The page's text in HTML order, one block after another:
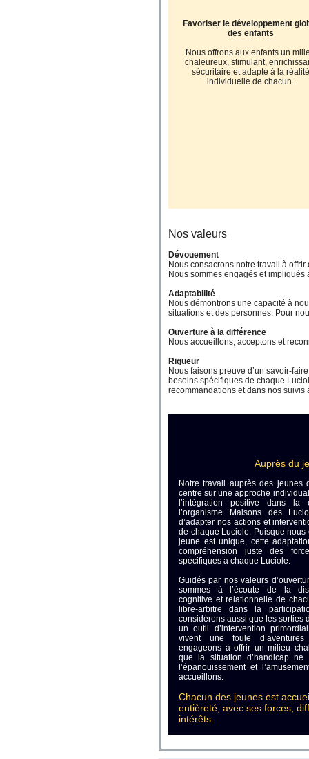
Favoriser le développement
des enfants
Nous offrons aux enfants un
chaleureux, stimulant,
sécuritaire et adapté à la réalité
individuelle de chacun.
Nos valeurs
Dévouement
Nous consacrons notre travail à
Nous sommes engagés et
Adaptabilité
Nous démontrons une capacité à
situations et des personnes. Pour
Ouverture à la différence
Nous accueillons, acceptons et
Rigueur
Nous faisons preuve d’un savoir-
besoins spécifiques de chaque
recommandations et dans nos
Auprès du
Notre travail auprès des jeunes
centre sur une approche
l’intégration positive dans la
l’organisme Maisons des
d’adapter nos actions et
de chaque Luciole. Puisque
jeune est unique, cette
compréhension juste des
spécifiques à chaque Luciole.
Guidés par nos valeurs
sommes à l’écoute de la
cognitive et relationnelle de
libre-arbitre dans la
considérons aussi que les sorties
un outil d’intervention
vivent une foule
engageons à offrir un milieu
que la situation d’handicap
l’épanouissement et
accueillons.
Chacun des jeunes est
entièreté; avec ses forces,
intérêts.